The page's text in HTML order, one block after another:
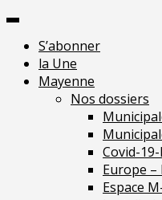
Skip
contentS’abonner
la Une
Mayenne
Nos dossiers
Covid-
Europe –
Espace